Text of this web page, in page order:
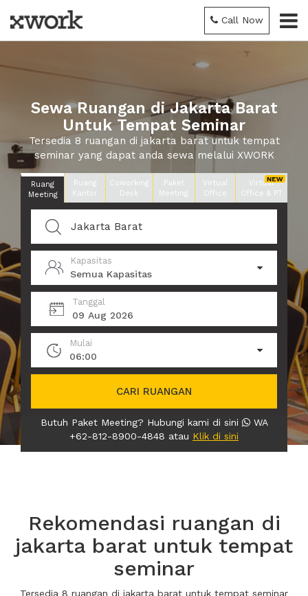
Call Now
Sewa Ruangan di Jakarta Barat
Untuk Tempat Seminar
Tersedia 8 ruangan di jakarta barat untuk tempat
seminar yang dapat anda sewa melalui XWORK
Ruang
Meeting
Ruang
Kantor
Coworking
Desk
Paket
Meeting
Virtual
Office
Virtual
Office & PT
Kapasitas
Semua Kapasitas
Tanggal
09 Aug 2026
Mulai
06:00
CARI RUANGAN
Butuh Paket Meeting? Hubungi kami di sini
WA
+62-812-8900-4848 atau Klik di sini
Rekomendasi ruangan di
jakarta barat untuk tempat
seminar
Tersedia 8 ruangan di jakarta barat untuk tempat seminar